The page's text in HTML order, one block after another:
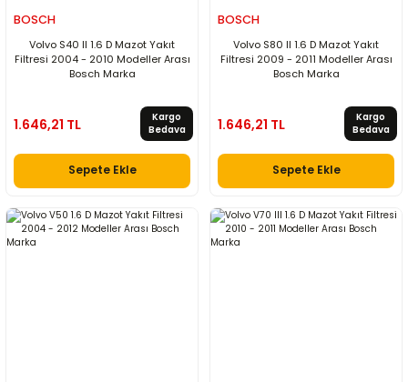
BOSCH
Volvo S40 II 1.6 D Mazot Yakıt
Filtresi 2004 - 2010 Modeller Arası
Bosch Marka
1.646,21 TL
Kargo
Bedava
Sepete Ekle
BOSCH
Volvo S80 II 1.6 D Mazot Yakıt
Filtresi 2009 - 2011 Modeller Arası
Bosch Marka
1.646,21 TL
Kargo
Bedava
Sepete Ekle